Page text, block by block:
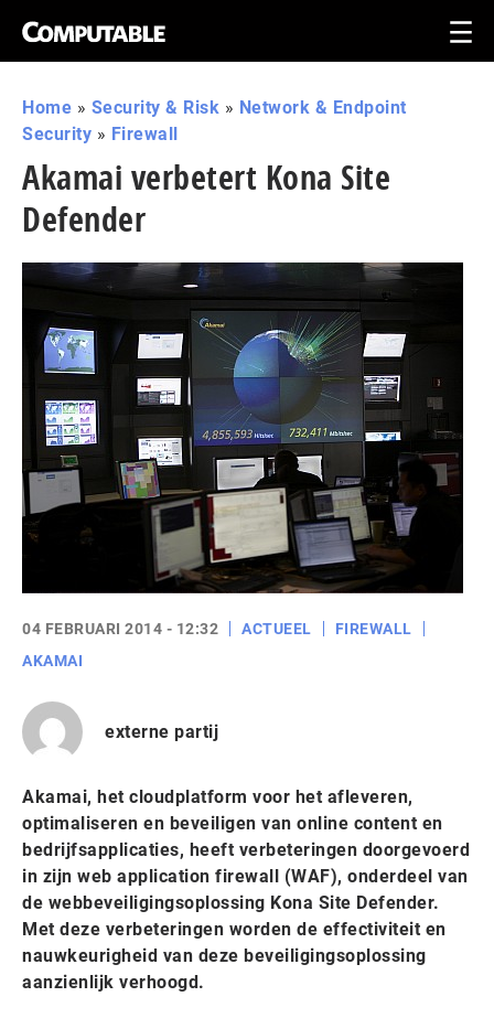
Home » Security & Risk » Network & Endpoint
Security » Firewall
Akamai verbetert Kona Site
Defender
04 FEBRUARI 2014 - 12:32 ACTUEEL
FIREWALL
AKAMAI
externe partij
Akamai, het cloudplatform voor het afleveren,
optimaliseren en beveiligen van online content en
bedrijfsapplicaties, heeft verbeteringen doorgevoerd
in zijn web application firewall (WAF), onderdeel van
de webbeveiligingsoplossing Kona Site Defender.
Met deze verbeteringen worden de effectiviteit en
nauwkeurigheid van deze beveiligingsoplossing
aanzienlijk verhoogd.